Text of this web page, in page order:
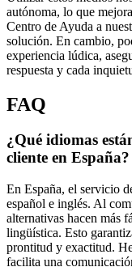
autónoma, lo que
Centro de Ayuda a
solución. En cambio,
experiencia lúdica,
respuesta y cada
FAQ
¿Qué idiomas
cliente en España?
En España, el servicio
español e inglés. Al
alternativas hacen más
lingüística. Esto
prontitud y exactitud.
facilita una